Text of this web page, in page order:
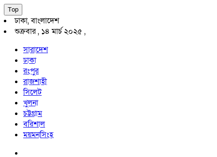
Top
ঢাকা, বাংলাদেশ
শুক্রবার , ১৪ মার্চ ২০২৫ ,
সারাদেশ
ঢাকা
রংপুর
রাজশাহী
সিলেট
খুলনা
চট্টগ্রাম
বরিশাল
ময়মনসিংহ